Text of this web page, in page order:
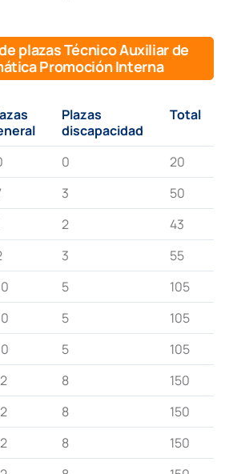
plazas Técnico Auxiliar de
Promoción Interna
Plazas
discapacidad
Total
0
20
3
50
2
43
3
55
5
105
5
105
5
105
8
150
8
150
8
150